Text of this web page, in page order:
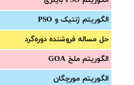
الگوریتم ژنتیک و PSO
حل مساله فروشنده دوره‌گرد
الگوریتم ملخ GOA
الگوریتم مورچگان